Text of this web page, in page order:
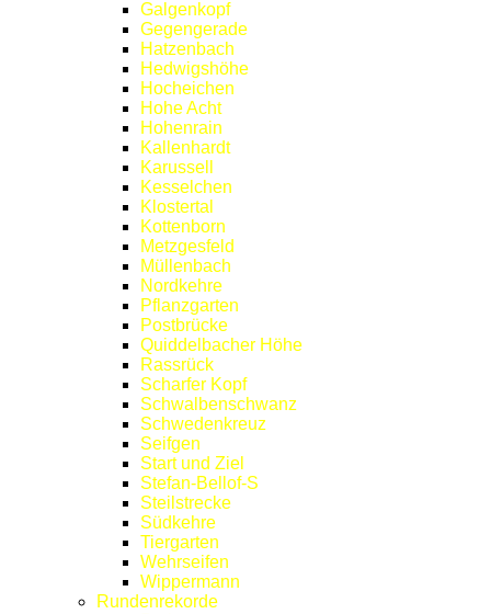
Galgenkopf
Gegengerade
Hatzenbach
Hedwigshöhe
Hocheichen
Hohe Acht
Hohenrain
Kallenhardt
Karussell
Kesselchen
Klostertal
Kottenborn
Metzgesfeld
Müllenbach
Nordkehre
Pflanzgarten
Postbrücke
Quiddelbacher Höhe
Rassrück
Scharfer Kopf
Schwalbenschwanz
Schwedenkreuz
Seifgen
Start und Ziel
Stefan-Bellof-S
Steilstrecke
Südkehre
Tiergarten
Wehrseifen
Wippermann
Rundenrekorde